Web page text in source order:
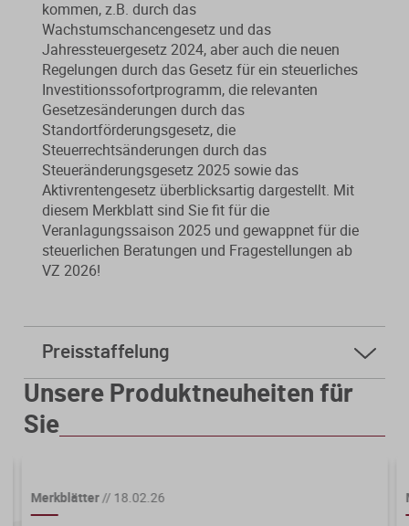
kommen, z.B. durch das
Wachstumschancengesetz und das
Jahressteuergesetz 2024, aber auch die neuen
Regelungen durch das Gesetz für ein steuerliches
Investitionssofortprogramm, die relevanten
Gesetzesänderungen durch das
Standortförderungsgesetz, die
Steuerrechtsänderungen durch das
Steueränderungsgesetz 2025 sowie das
Aktivrentengesetz überblicksartig dargestellt. Mit
diesem Merkblatt sind Sie fit für die
Veranlagungssaison 2025 und gewappnet für die
steuerlichen Beratungen und Fragestellungen ab
VZ 2026!
Preisstaffelung
ab5 Stk.5,00 € * sparen Sie 50%
ab10 Stk. 3,20 € * sparen Sie 68%
Mindestbestellmenge 2 Stk.
Unsere Produktneuheiten für
Sie
Merkblätter// 18.02.26